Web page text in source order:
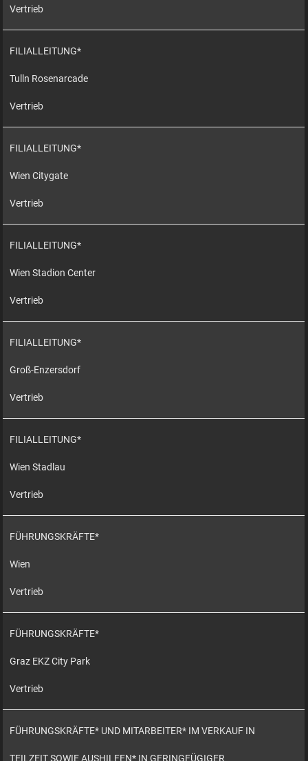
Vertrieb
FILIALLEITUNG*
Tulln Rosenarcade
Vertrieb
FILIALLEITUNG*
Wien Citygate
Vertrieb
FILIALLEITUNG*
Wien Stadion Center
Vertrieb
FILIALLEITUNG*
Groß-Enzersdorf
Vertrieb
FILIALLEITUNG*
Wien Stadlau
Vertrieb
FÜHRUNGSKRÄFTE*
Wien
Vertrieb
FÜHRUNGSKRÄFTE*
Graz EKZ City Park
Vertrieb
FÜHRUNGSKRÄFTE* UND MITARBEITER* IM VERKAUF IN
TEILZEIT SOWIE AUSHILFEN* IN GERINGFÜGIGER